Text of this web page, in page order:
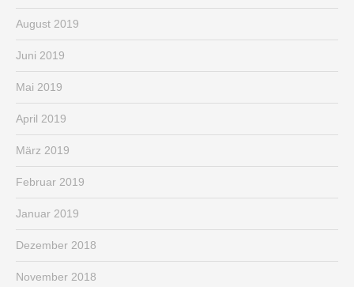
August 2019
Juni 2019
Mai 2019
April 2019
März 2019
Februar 2019
Januar 2019
Dezember 2018
November 2018